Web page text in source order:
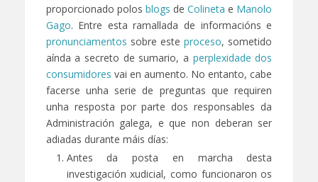
proporcionado polos blogs deColineta e Manolo
Gago. Entre esta ramallada de informacións e
pronunciamentos sobre esteproceso, sometido
aínda a secreto de sumario, a perplexidade dos
consumidores vai en aumento. No entanto, cabe
facerse unha serie de preguntas que requiren
unha resposta por parte dos responsables da
Administración galega, e que non deberan ser
adiadas durante máis días:
Antes da posta en marcha desta
investigación xudicial, como funcionaron os